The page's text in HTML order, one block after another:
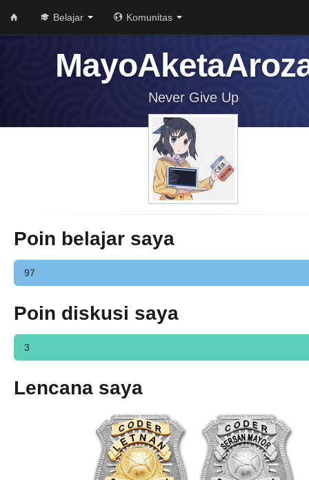
Belajar Komunitas
Never Give Up
Poin belajar saya
97
Poin diskusi saya
3
Lencana saya